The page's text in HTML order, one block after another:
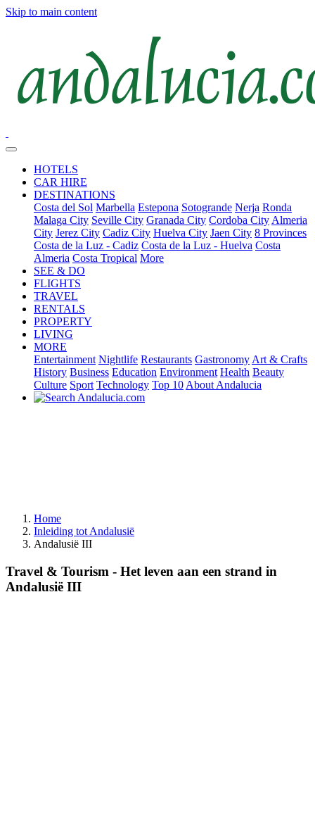
Skip to main content
HOTELS
CAR HIRE
DESTINATIONS
Costa del Sol Marbella Estepona Sotogrande Nerja Ronda
Malaga City Seville City Granada City Cordoba City Almeria
City Jerez City Cadiz City Huelva City Jaen City 8 Provinces
Costa de la Luz - Cadiz Costa de la Luz - Huelva Costa
Almeria Costa Tropical More
SEE & DO
FLIGHTS
TRAVEL
RENTALS
PROPERTY
LIVING
MORE
Entertainment Nightlife Restaurants Gastronomy Art & Crafts
History Business Education Environment Health Beauty
Culture Sport Technology Top 10 About Andalucia
Home
Inleiding tot Andalusië
Andalusië III
Travel & Tourism - Het leven aan een strand in
Andalusië III